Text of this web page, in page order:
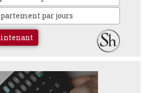
par jours